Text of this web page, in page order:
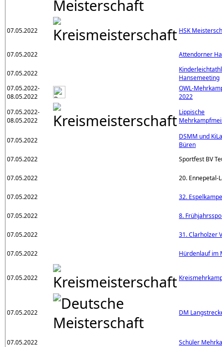
07.05.2022 HSK
07.05.2022 Attendorner
07.05.2022
Hansemeeting
07.05.2022-
08.05.2022
OWL-
2022
07.05.2022-
08.05.2022
Lippische
07.05.2022
DSMM und
Büren
07.05.2022
Sportfest BV
07.05.2022 20. Ennepetal-
07.05.2022 32.
07.05.2022 8.
07.05.2022 31. Clarholzer
07.05.2022 Hürdenlauf im
07.05.2022
07.05.2022 DM
07.05.2022 Schüler